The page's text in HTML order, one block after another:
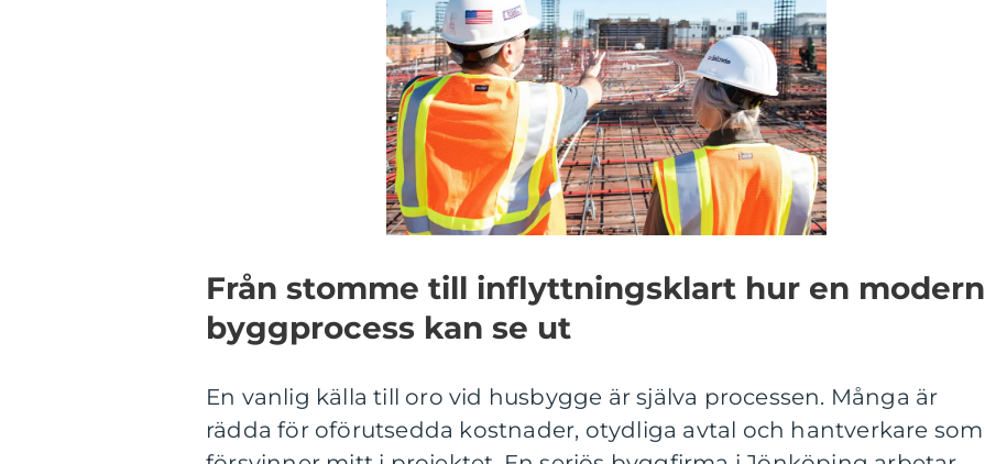
Från stomme till inflyttningsklart hur en modern
byggprocess kan se ut
En vanlig källa till oro vid husbygge är själva processen. Många är
rädda för oförutsedda kostnader, otydliga avtal och hantverkare som